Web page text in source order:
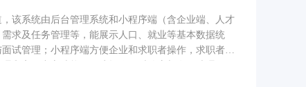
该系统由后台管理系统和小程序端（含企业端、人才
求及任务管理等，能展示人口、就业等基本数据统
试管理；小程序端方便企业和求职者操作，求职者能